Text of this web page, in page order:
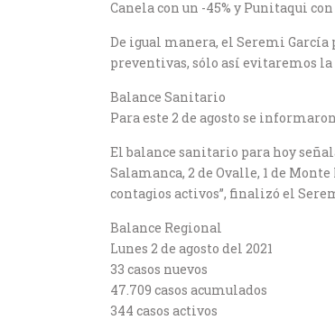
Canela con un -45% y Punitaqui con
De igual manera, el Seremi
preventivas, sólo así evitaremos la
Balance Sanitario
Para este 2 de agosto se
El balance sanitario para hoy
Salamanca, 2 de Ovalle, 1 de
contagios activos”, finalizó el
Balance Regional
Lunes 2 de agosto del 2021
33 casos nuevos
47.709 casos acumulados
344 casos activos